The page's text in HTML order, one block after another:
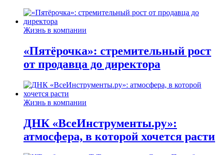
Жизнь в компании
«Пятёрочка»: стремительный рост
от продавца до директора
Жизнь в компании
ДНК «ВсеИнструменты.ру»:
атмосфера, в которой хочется расти